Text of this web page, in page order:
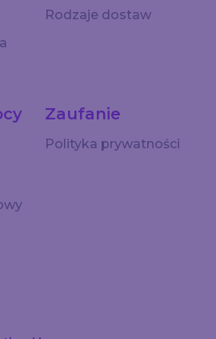
Zaufanie
Polityka prywatności
Rodzaje dostaw